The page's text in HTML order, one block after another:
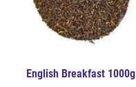
English Breakfast 1000g